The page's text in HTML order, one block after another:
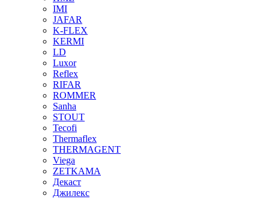
IMI
JAFAR
K-FLEX
KERMI
LD
Luxor
Reflex
RIFAR
ROMMER
Sanha
STOUT
Tecofi
Thermaflex
THERMAGENT
Viega
ZETKAMA
Декаст
Джилекс